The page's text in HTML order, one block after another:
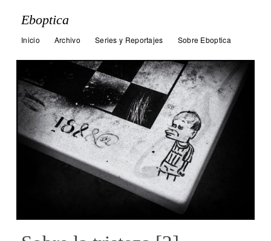
Eboptica
Inicio Archivo Series y Reportajes Sobre Eboptica